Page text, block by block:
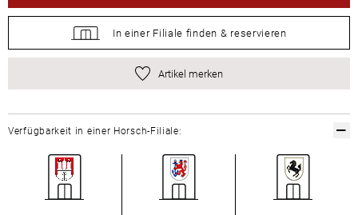
In einer Filiale finden & reservieren
Artikel merken
Verfügbarkeit in einer Horsch-Filiale: